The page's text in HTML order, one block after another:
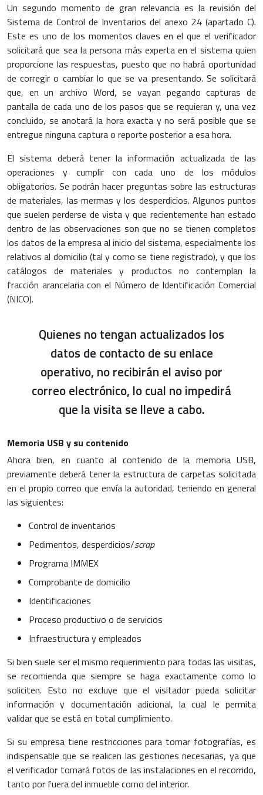
Un segundo momento de gran relevancia es la revisión del
Sistema de Control de Inventarios del anexo 24 (apartado C).
Este es uno de los momentos claves en el que el verificador
solicitará que sea la persona más experta en el sistema quien
proporcione las respuestas, puesto que no habrá oportunidad
de corregir o cambiar lo que se va presentando. Se solicitará
que, en un archivo Word, se vayan pegando capturas de
pantalla de cada uno de los pasos que se requieran y, una vez
concluido, se anotará la hora exacta y no será posible que se
entregue ninguna captura o reporte posterior a esa hora.
El sistema deberá tener la información actualizada de las
operaciones y cumplir con cada uno de los módulos
obligatorios. Se podrán hacer preguntas sobre las estructuras
de materiales, las mermas y los desperdicios. Algunos puntos
que suelen perderse de vista y que recientemente han estado
dentro de las observaciones son que no se tienen completos
los datos de la empresa al inicio del sistema, especialmente los
relativos al domicilio (tal y como se tiene registrado), y que los
catálogos de materiales y productos no contemplan la
fracción arancelaria con el Número de Identificación Comercial
(NICO).
Quienes no tengan actualizados los
datos de contacto de su enlace
operativo, no recibirán el aviso por
correo electrónico, lo cual no impedirá
que la visita se lleve a cabo.
Memoria USB y su contenido
Ahora bien, en cuanto al contenido de la memoria USB,
previamente deberá tener la estructura de carpetas solicitada
en el propio correo que envía la autoridad, teniendo en general
las siguientes:
Control de inventarios
Pedimentos, desperdicios/scrap
Programa IMMEX
Comprobante de domicilio
Identificaciones
Proceso productivo o de servicios
Infraestructura y empleados
Si bien suele ser el mismo requerimiento para todas las visitas,
se recomienda que siempre se haga exactamente como lo
soliciten. Esto no excluye que el visitador pueda solicitar
información y documentación adicional, la cual le permita
validar que se está en total cumplimiento.
Si su empresa tiene restricciones para tomar fotografías, es
indispensable que se realicen las gestiones necesarias, ya que
el verificador tomará fotos de las instalaciones en el recorrido,
tanto por fuera del inmueble como del interior.